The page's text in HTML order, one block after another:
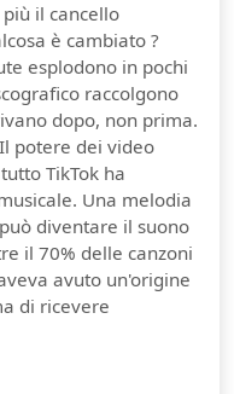
il cancello
è cambiato ?
esplodono in pochi
raccolgono
dopo, non prima.
potere dei video
TikTok ha
Una melodia
diventare il suono
il 70% delle canzoni
avuto un'origine
di ricevere